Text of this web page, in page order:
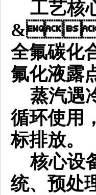
工艺核
全氟碳化合
氟化液露
蒸汽遇
循环使用
标排放。
核心设
统、预处